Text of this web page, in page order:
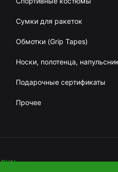
Сумки для ракеток
Обмотки (Grip Tapes)
Носки, полотенца,
Подарочные сертификаты
Прочее
BYN